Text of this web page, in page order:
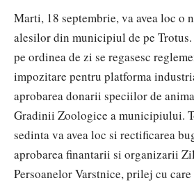
Marti, 18 septembrie, va avea loc o
alesilor din municipiul de pe
pe ordinea de zi se regasesc
impozitare pentru platforma
aprobarea donarii speciilor de
Gradinii Zoologice a municipiului.
sedinta va avea loc si rectificarea
aprobarea finantarii si organizarii
Persoanelor Varstnice, prilej cu